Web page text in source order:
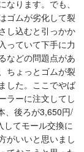
ります。でも、
ゴムが劣化して裂
し込むと引っかか
っていて下手に力
などの問題点があ
ちょっとゴムが裂
した。ここでやば
ラーに注文してし
、後ろが3,650円/
てモール交換に
がいいと思いまし